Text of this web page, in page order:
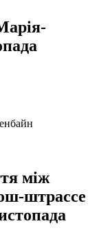
між
штрассе